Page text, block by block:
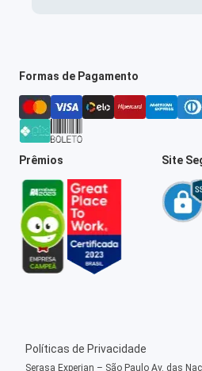
Formas de Pagamento
Prêmios Site
Políticas de Privacidade
Serasa Experian – São Paulo Av. das